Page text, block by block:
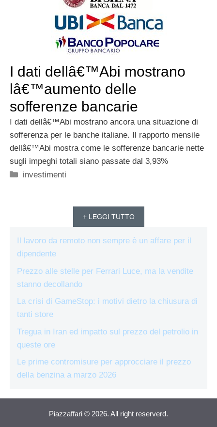
I dati dellâ€™Abi mostrano
lâ€™aumento delle
sofferenze bancarie
I dati dellâ€™Abi mostrano ancora una situazione di
sofferenza per le banche italiane. Il rapporto mensile
dellâ€™Abi mostra come le sofferenze bancarie nette
sugli impeghi totali siano passate dal 3,93%
Categorie
investimenti
+ LEGGI TUTTO
Il lavoro da remoto non sempre è un affare per il
dipendente
Prezzo alle stelle per Ferrari Luce, ma la vendite
stanno decollando
La crisi di GameStop: i motivi dietro la chiusura di
tanti store
Tregua in Iran ed impatto sul prezzo del petrolio in
queste ore
Le prime contromisure per approcciare il prezzo
della benzina a marzo 2026
Piazzaffari © 2026. All right reserverd.